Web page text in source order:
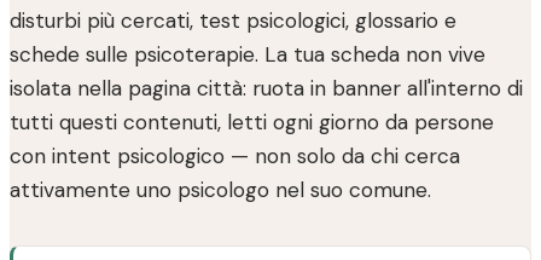
disturbi più cercati, test psicologici, glossario e
schede sulle psicoterapie. La tua scheda non vive
isolata nella pagina città: ruota in banner all'interno di
tutti questi contenuti, letti ogni giorno da persone
con intent psicologico — non solo da chi cerca
attivamente uno psicologo nel suo comune.